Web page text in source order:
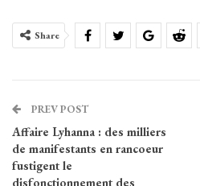
Share
PREV POST
Affaire Lyhanna : des milliers
de manifestants en rancoeur
fustigent le
disfonctionnement des